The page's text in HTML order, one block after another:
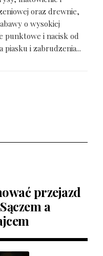
oraz drewnie,
o wysokiej
punktowe i nacisk od
piasku i zabrudzenia...
przejazd
a